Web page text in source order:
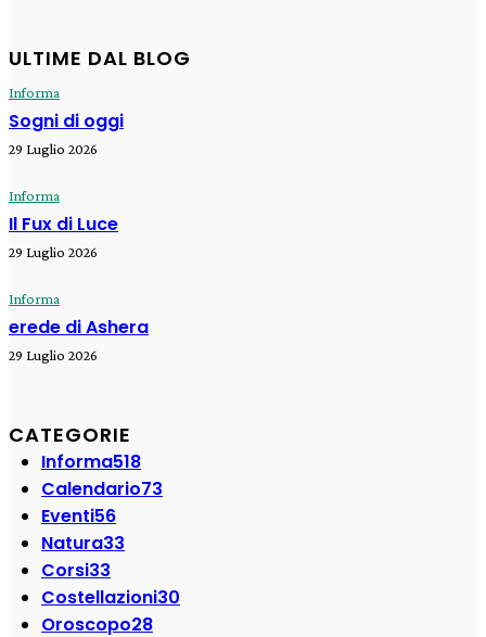
ULTIME DAL BLOG
Informa
Sogni di oggi
29 Luglio 2026
Informa
Il Fux di Luce
29 Luglio 2026
Informa
erede di Ashera
29 Luglio 2026
CATEGORIE
Informa518
Calendario73
Eventi56
Natura33
Corsi33
Costellazioni30
Oroscopo28